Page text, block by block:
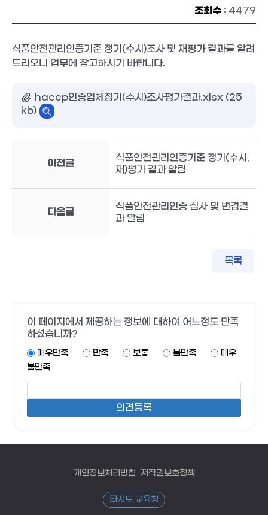
조회수 : 4479
식품안전관리인증기준 정기(수시)조사 및 재평가 결과를 알려
드리오니 업무에 참고하시기 바랍니다.
haccp인증업체정기(수시)조사평가결과.xlsx (25
kb)
이전글
식품안전관리인증기준 정기(수시,
재)평가 결과 알림
다음글
식품안전관리인증 심사 및 변경결
과 알림
목록
이 페이지에서 제공하는 정보에 대하여 어느정도 만족
하셨습니까?
매우만족 만족 보통 불만족
매우
불만족
개인정보처리방침 저작권보호정책
타시도 교육청